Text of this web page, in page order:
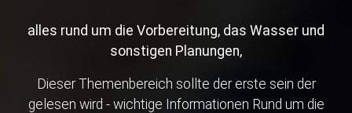
alles rund um die Vorbereitung, das Wasser und
sonstigen Planungen,
Dieser Themenbereich sollte der erste sein der
gelesen wird - wichtige Informationen Rund um die